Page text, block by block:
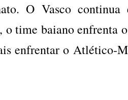
O Vasco
o time baiano enfrenta
enfrentar o Atlético-